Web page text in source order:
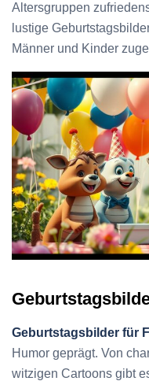
Altersgruppen
lustige
Männer und Kinder
Geburtstagsbilder für
Humor geprägt. Von
witzigen Cartoons gibt